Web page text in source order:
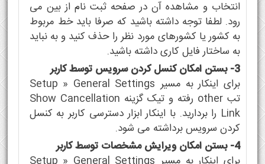
انتخاب و مشاهده آن در صفحه ثبت نام از بین می
رود. لطفا توجه داشته باشید که صرفا باید خط مربوط
به کشور یا کشورهای مورد نظر را حذف کنید و به نباید
به ساختار فایل کاری داشته باشید.
3- بستن امکان کنسل کردن سرویس توسط کاربر
برای اینکار به مسیر Setup » General Settings
تب other رفته و تیک گزینه Show Cancellation
Link را بردارید. با اینکار ابزار دسترسی کاربر به کنسل
کردن سرویس برداشته می شود.
4- بستن امکان ویرایش مشخصات توسط کاربر